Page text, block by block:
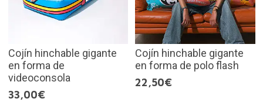
Cojín hinchable gigante
en forma de
videoconsola
33,00€
Cojín hinchable gigante
en forma de polo flash
22,50€